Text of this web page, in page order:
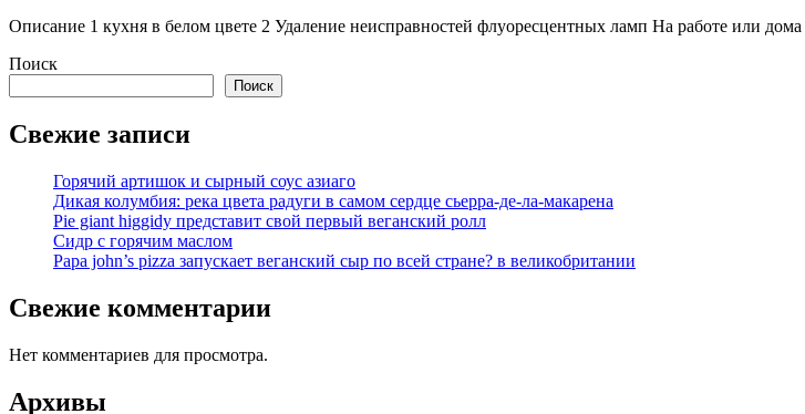
Описание 1 кухня в белом цвете 2 Удаление неисправностей флуоресцентных ламп На работе или
Поиск
Поиск
Свежие записи
Горячий артишок и сырный соус азиаго
Дикая колумбия: река цвета радуги в самом сердце сьерра-де-ла-макарена
Pie giant higgidy представит свой первый веганский ролл
Сидр с горячим маслом
Papa john’s pizza запускает веганский сыр по всей стране? в великобритании
Свежие комментарии
Нет комментариев для просмотра.
Архивы